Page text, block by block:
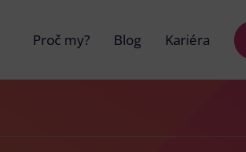
Proč my? Blog Kariéra